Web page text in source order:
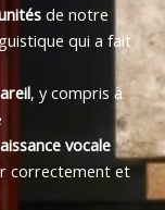
de notre
qui a fait
, y compris à
vocale
correctement et